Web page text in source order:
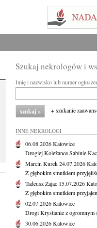
Szukaj nekrologów i
Imię i nazwisko lub numer
+ szukanie
INNE NEKROLOGI
06.08.2026Katowice
Drogiej Koleżance Sabinie
Marcin Kurek24.07.2026
Z głębokim smutkiem
Tadeusz Zając 15.07.2026
Z głębokim smutkiem
02.07.2026Katowice
Drogi Krystianie z ogromnym
30.06.2026Katowice